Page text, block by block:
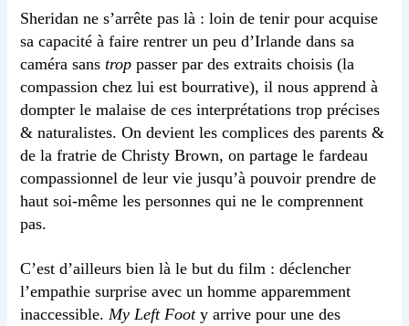
Sheridan ne s’arrête pas là : loin de tenir pour acquise
sa capacité à faire rentrer un peu d’Irlande dans sa
caméra sanstrop passer par des extraits choisis (la
compassion chez lui est bourrative), il nous apprend à
dompter le malaise de ces interprétations trop précises
& naturalistes. On devient les complices des parents &
de la fratrie de Christy Brown, on partage le fardeau
compassionnel de leur vie jusqu’à pouvoir prendre de
haut soi-même les personnes qui ne le comprennent
pas.
C’est d’ailleurs bien là le but du film : déclencher
l’empathie surprise avec un homme apparemment
inaccessible. My Left Footy arrive pour une des